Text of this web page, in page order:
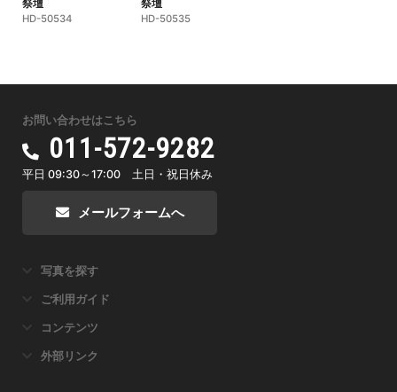
祭壇
HD-50534
祭壇
HD-50535
お問い合わせはこちら
011-572-9282
平日 09:30～17:00 土日・祝日休み
メールフォームへ
写真を探す
ご利用ガイド
コンテンツ
外部リンク